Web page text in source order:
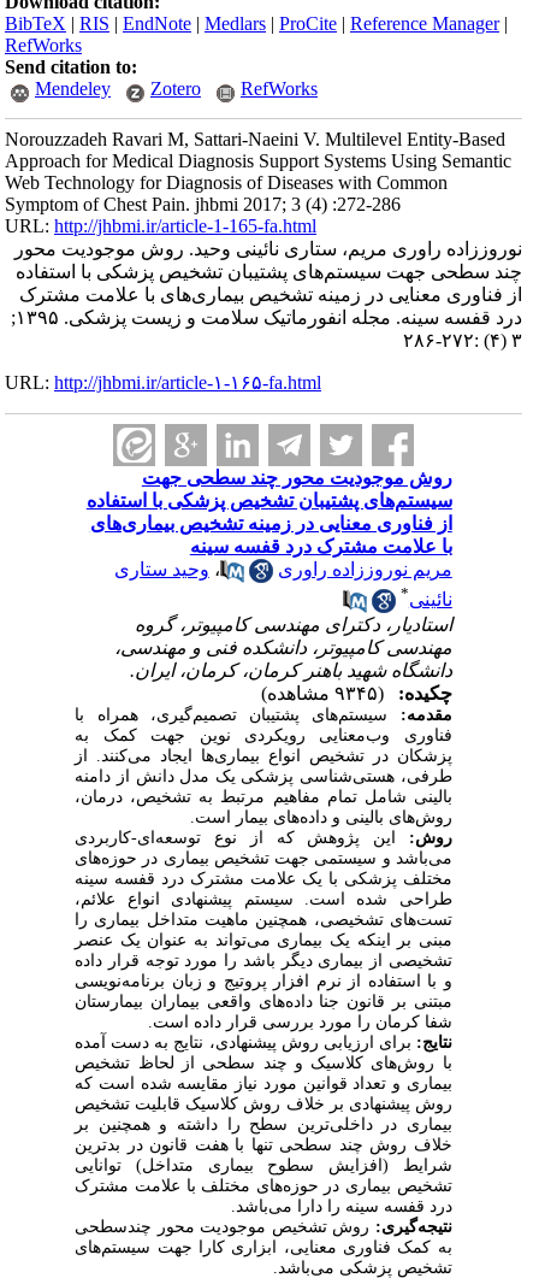
BibTeX |RIS |EndNote |Medlars |ProCite |Reference Manager
RefWorks
Send citation to:
Mendeley
Zotero RefWorks
Norouzzadeh Ravari M, Sattari-Naeini V. Multilevel Entity-Based
Approach for Medical Diagnosis Support Systems Using Semantic
Web Technology for Diagnosis of Diseases with Common
Symptom of Chest Pain. jhbmi 2017; 3 (4) :272-286
URL:http://jhbmi.ir/article-1-165-fa.html
نوروززاده راوری مریم، ستاری نائینی وحید. روش موجودیت محور
چند سطحی جهت سیستم‌های پشتیبان تشخیص پزشکی با استفاده
از فناوری معنایی در زمینه تشخیص بیماری‌های با علامت مشترک
درد قفسه سینه. مجله انفورماتیک سلامت و زیست پزشکی. ۱۳۹۵;
URL:http://jhbmi.ir/article-۱-۱۶۵-fa.html
روش موجودیت محور چند سطحی جهت
سیستم‌های پشتیبان تشخیص پزشکی با استفاده
از فناوری معنایی در زمینه تشخیص بیماری‌های
با علامت مشترک درد قفسه سینه
مریم نوروززاده راوری
،وحید ستاری
نائینی
استادیار، دکترای مهندسی کامپیوتر، گروه
مهندسی کامپیوتر، دانشکده فنی و مهندسی،
دانشگاه شهید باهنر کرمان، کرمان، ایران.
چکیده:
مقدمه:سیستم‌های پشتیبان تصمیم‌گیری، همراه با
فناوری وب‌معنایی رویکردی نوین جهت کمک به
پزشکان در تشخیص انواع بیماری‌ها ایجاد می‌کنند. از
طرفی، هستی‌شناسی پزشکی یک مدل دانش از دامنه
بالینی شامل تمام مفاهیم مرتبط به تشخیص، درمان،
روش‌های بالینی و داده‌های بیمار است.
روش: این پژوهش که از نوع توسعه‌ای-کاربردی
می‌باشد و سیستمی‌ جهت تشخیص بیماری در حوزه‌های
مختلف پزشکی با یک علامت مشترک درد قفسه سینه
طراحی شده است. سیستم پیشنهادی انواع علائم،
تست‌های تشخیصی، همچنین ماهیت متداخل بیماری را
مبنی بر اینکه یک بیماری می‌تواند به عنوان یک عنصر
تشخیصی از بیماری دیگر باشد را مورد توجه قرار داده
و با استفاده از نرم افزار پروتیج و زبان برنامه‌نویسی
مبتنی بر قانون جنا داده‌های واقعی بیماران بیمارستان
شفا کرمان را مورد بررسی قرار داده است.
نتایج:برای ارزیابی روش پیشنهادی، نتایج به دست آمده
با روش‌های کلاسیک و چند سطحی از لحاظ تشخیص
بیماری و تعداد قوانین مورد نیاز مقایسه شده است که
روش پیشنهادی بر خلاف روش کلاسیک قابلیت تشخیص
بیماری در داخلی‌ترین سطح را داشته و همچنین بر
خلاف روش چند سطحی تنها با هفت قانون در بدترین
شرایط (افزایش سطوح بیماری متداخل) توانایی
تشخیص بیماری در حوزه‌های مختلف با علامت مشترک
درد قفسه سینه را دارا می‌باشد.
نتیجه‌گیری:روش تشخیص موجودیت محور چندسطحی
به کمک فناوری معنایی، ابزاری کارا جهت سیستم‌های
تشخیص پزشکی می‌باشد.